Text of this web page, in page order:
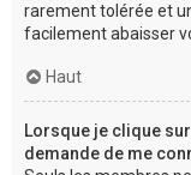
rarement tolérée et
facilement abaisser
Haut
Lorsque je clique
demande de me